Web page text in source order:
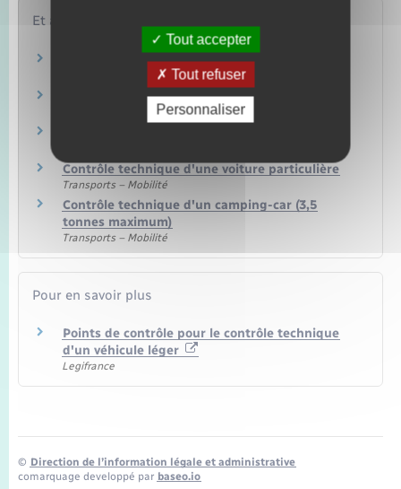
Et aussi
Infractions routières
Transports – Mobilité
Carte grise (certificat d'immatriculation)
Transports – Mobilité
Contrôle technique d'une voiture particulière
Transports – Mobilité
Contrôle technique d'un camping-car (3,5
tonnes maximum)
Transports – Mobilité
Pour en savoir plus
Points de contrôle pour le contrôle technique
d'un véhicule léger
Legifrance
© Direction de l’information légale et administrative
comarquage developpé par baseo.io
Tout accepter
Tout refuser
Personnaliser